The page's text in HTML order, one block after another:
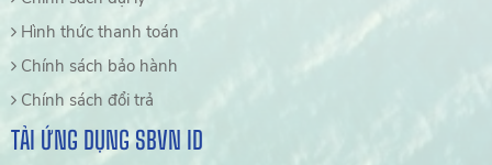
Hình thức thanh toán
Chính sách bảo hành
Chính sách đổi trả
TẢI ỨNG DỤNG SBVN ID